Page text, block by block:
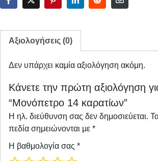
Αξιολογήσεις (0)
Δεν υπάρχει καμία αξιολόγηση ακόμη.
Κάνετε την πρώτη αξιολόγηση
“Μονόπετρο 14 καρατίων”
Η ηλ. διεύθυνση σας δεν δημοσιεύεται.
πεδία σημειώνονται με *
Η βαθμολογία σας *